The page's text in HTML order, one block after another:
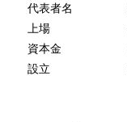
代表者名
上場
資本金
設立